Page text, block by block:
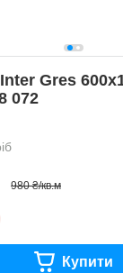
Gres
072
980 ₴/кв.м
Купити